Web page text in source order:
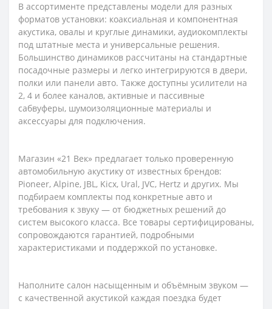
В ассортименте представлены модели для разных
форматов установки: коаксиальная и компонентная
акустика, овалы и круглые динамики, аудиокомплекты
под штатные места и универсальные решения.
Большинство динамиков рассчитаны на стандартные
посадочные размеры и легко интегрируются в двери,
полки или панели авто. Также доступны усилители на
2, 4 и более каналов, активные и пассивные
сабвуферы, шумоизоляционные материалы и
аксессуары для подключения.
Магазин «21 Век» предлагает только проверенную
автомобильную акустику от известных брендов:
Pioneer, Alpine, JBL, Kicx, Ural, JVC, Hertz и других. Мы
подбираем комплекты под конкретные авто и
требования к звуку — от бюджетных решений до
систем высокого класса. Все товары сертифицированы,
сопровождаются гарантией, подробными
характеристиками и поддержкой по установке.
Наполните салон насыщенным и объёмным звуком —
с качественной акустикой каждая поездка будет